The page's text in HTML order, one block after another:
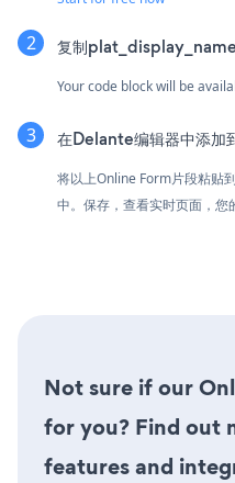
复制
Your code block will be
在Delante编辑器中添加
将以上Online Form片段粘贴
中。保存，查看实时页面，您
Not sure if our
for you? Find out
features and